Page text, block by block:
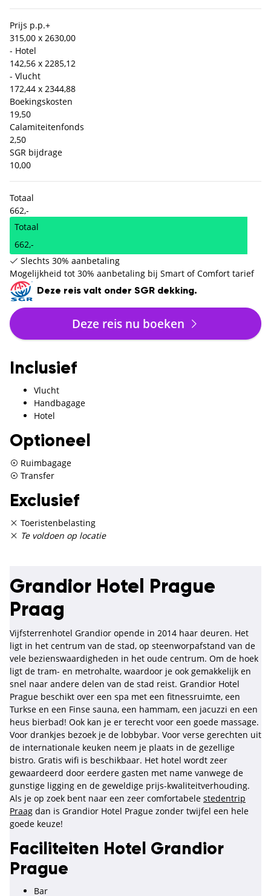
Prijs p.p.+
315,00 x 2630,00
- Hotel
142,56 x 2285,12
- Vlucht
172,44 x 2344,88
Boekingskosten
19,50
Calamiteitenfonds
2,50
SGR bijdrage
10,00
Totaal
662,-
Totaal
662,-
Slechts 30% aanbetaling
Mogelijkheid tot 30% aanbetaling bij Smart of Comfort tarief
Deze reis valt onder SGR dekking.
Deze reis nu boeken
Inclusief
Vlucht
Handbagage
Hotel
Optioneel
Ruimbagage
Transfer
Exclusief
Toeristenbelasting
Te voldoen op locatie
Grandior Hotel Prague
Praag
Vijfsterrenhotel Grandior opende in 2014 haar deuren. Het
ligt in het centrum van de stad, op steenworpafstand van de
vele bezienswaardigheden in het oude centrum. Om de hoek
ligt de tram- en metrohalte, waardoor je ook gemakkelijk en
snel naar andere delen van de stad reist. Grandior Hotel
Prague beschikt over een spa met een fitnessruimte, een
Turkse en een Finse sauna, een hammam, een jacuzzi en een
heus bierbad! Ook kan je er terecht voor een goede massage.
Voor drankjes bezoek je de lobbybar. Voor verse gerechten uit
de internationale keuken neem je plaats in de gezellige
bistro. Gratis wifi is beschikbaar. Het hotel wordt zeer
gewaardeerd door eerdere gasten met name vanwege de
gunstige ligging en de geweldige prijs-kwaliteitverhouding.
Als je op zoek bent naar een zeer comfortabele stedentrip
Praag dan is Grandior Hotel Prague zonder twijfel een hele
goede keuze!
Faciliteiten Hotel Grandior
Prague
Bar